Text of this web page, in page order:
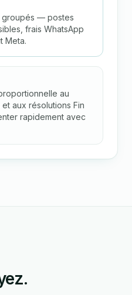
groupés — postes
frais WhatsApp
Meta.
au
aux résolutions Fin
rapidement avec